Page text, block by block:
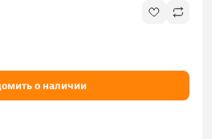
о наличии